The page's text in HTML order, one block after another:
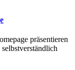
präsentieren